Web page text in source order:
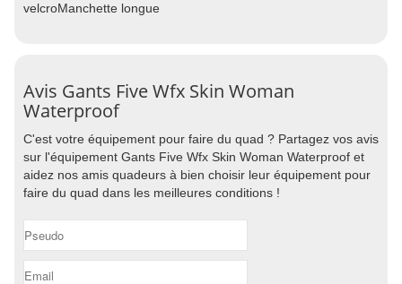
velcroManchette longue
Avis Gants Five Wfx Skin Woman
Waterproof
C'est votre équipement pour faire du quad ? Partagez vos avis
sur l'équipement Gants Five Wfx Skin Woman Waterproof et
aidez nos amis quadeurs à bien choisir leur équipement pour
faire du quad dans les meilleures conditions !